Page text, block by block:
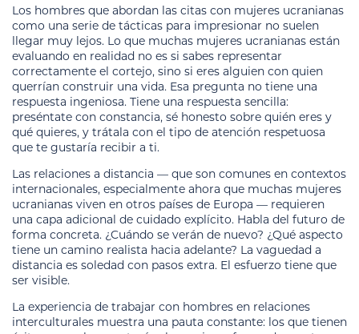
Los hombres que abordan las citas con mujeres ucranianas
como una serie de tácticas para impresionar no suelen
llegar muy lejos. Lo que muchas mujeres ucranianas están
evaluando en realidad no es si sabes representar
correctamente el cortejo, sino si eres alguien con quien
querrían construir una vida. Esa pregunta no tiene una
respuesta ingeniosa. Tiene una respuesta sencilla:
preséntate con constancia, sé honesto sobre quién eres y
qué quieres, y trátala con el tipo de atención respetuosa
que te gustaría recibir a ti.
Las relaciones a distancia — que son comunes en contextos
internacionales, especialmente ahora que muchas mujeres
ucranianas viven en otros países de Europa — requieren
una capa adicional de cuidado explícito. Habla del futuro de
forma concreta. ¿Cuándo se verán de nuevo? ¿Qué aspecto
tiene un camino realista hacia adelante? La vaguedad a
distancia es soledad con pasos extra. El esfuerzo tiene que
ser visible.
La experiencia de trabajar con hombres en relaciones
interculturales muestra una pauta constante: los que tienen